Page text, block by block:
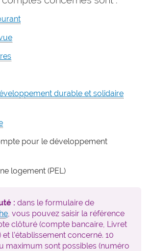
durable et solidaire
pour le développement
logement (PEL)
: dans le formulaire de
, vous pouvez saisir la référence
clôturé (compte bancaire, Livret
et l’établissement concerné. 10
maximum sont possibles (numéro